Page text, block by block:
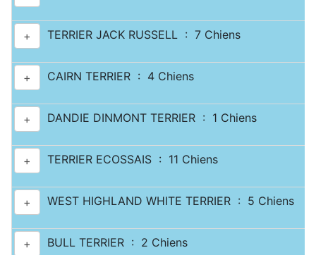
+ TERRIER JACK RUSSELL : 7 Chiens
+ CAIRN TERRIER : 4 Chiens
+ DANDIE DINMONT TERRIER : 1 Chiens
+ TERRIER ECOSSAIS : 11 Chiens
+ WEST HIGHLAND WHITE TERRIER : 5 Chiens
+ BULL TERRIER : 2 Chiens